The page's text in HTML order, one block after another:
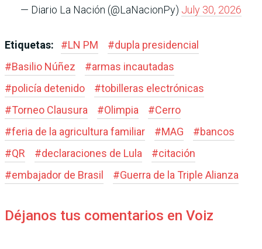
— Diario La Nación (@LaNacionPy) July 30, 2026
Etiquetas: #LN PM #dupla presidencial
#Basilio Núñez #armas incautadas
#policía detenido #tobilleras electrónicas
#Torneo Clausura #Olimpia #Cerro
#feria de la agricultura familiar #MAG #bancos
#QR #declaraciones de Lula #citación
#embajador de Brasil #Guerra de la Triple Alianza
Déjanos tus comentarios en Voiz